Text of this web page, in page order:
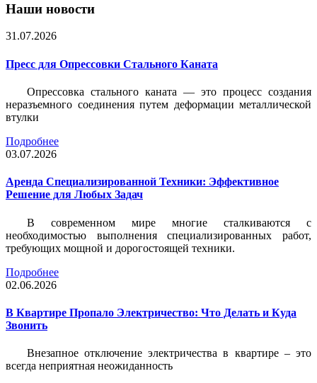
Наши новости
31.07.2026
Пресс для Опрессовки Стального Каната
Опрессовка стального каната — это процесс создания
неразъемного соединения путем деформации металлической
втулки
Подробнее
03.07.2026
Аренда Специализированной Техники: Эффективное
Решение для Любых Задач
В современном мире многие сталкиваются с
необходимостью выполнения специализированных работ,
требующих мощной и дорогостоящей техники.
Подробнее
02.06.2026
В Квартире Пропало Электричество: Что Делать и Куда
Звонить
Внезапное отключение электричества в квартире – это
всегда неприятная неожиданность